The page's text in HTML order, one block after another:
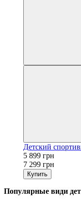
Детский
5 899 грн
7 299 грн
Купить
Популярные види